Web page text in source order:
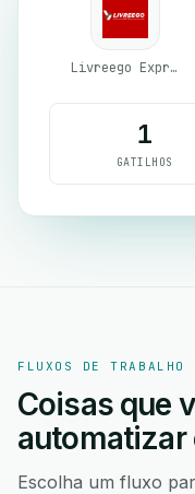
Livreego Expresse
1
GATILHOS
FLUXOS DE TRABALHO
Coisas que
automatizar
Escolha um fluxo